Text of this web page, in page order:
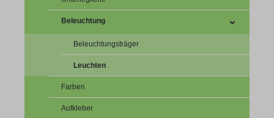
Beleuchtung
Beleuchtungsträger
Leuchten
Farben
Aufkleber